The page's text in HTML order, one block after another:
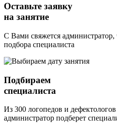
Оставьте заявку
на занятие
С Вами свяжется
подбора специалиста
Подбираем
специалиста
Из 300 логопедов и
администратор подберет